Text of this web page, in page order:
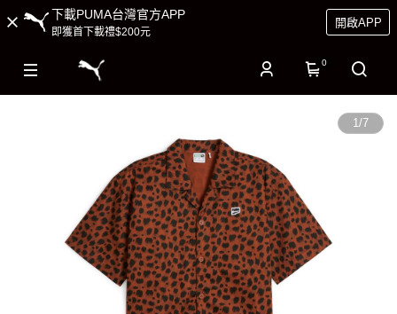
下載PUMA台灣官方APP
即獲首下載禮$200元
開啟APP
0
1/7